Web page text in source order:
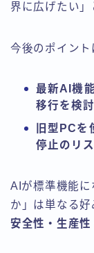
界に広げたい」
今後のポイント
最新AI機
移行を検
旧型PC
停止のリ
AIが標準機能に
か」は単なる好
安全性・生産